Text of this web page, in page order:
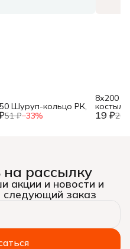
51 ₽−33%
Шуруп-кольцо РК,
19 ₽28
8х200
рассылку
акции и новости и
следующий заказ